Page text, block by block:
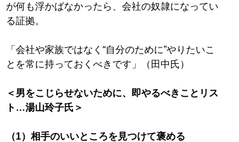
が何も浮かばなかったら、会社の奴隷になってい
る証拠。
「会社や家族ではなく“自分のために”やりたいこ
とを常に持っておくべきです」（田中氏）
＜男をこじらせないために、即やるべきことリス
ト…湯山玲子氏＞
（1）相手のいいところを見つけて褒める